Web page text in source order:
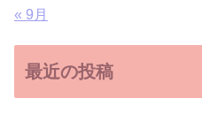
« 9月
最近の投稿